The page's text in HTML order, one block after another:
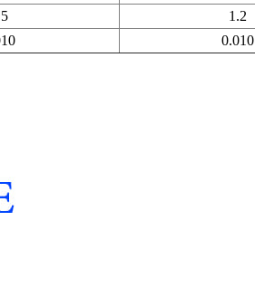
1.2
0.010